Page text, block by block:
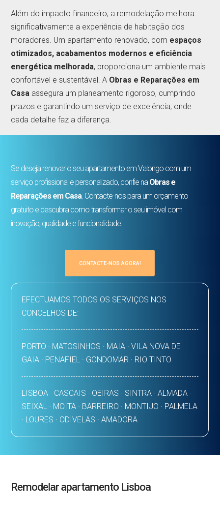
Além do impacto financeiro, a remodelação melhora
significativamente a experiência de habitação dos
moradores. Um apartamento renovado, com espaços
otimizados, acabamentos modernos e eficiência
energética melhorada, proporciona um ambiente mais
confortável e sustentável. A Obras e Reparações em
Casa assegura um planeamento rigoroso, cumprindo
prazos e garantindo um serviço de excelência, onde
cada detalhe faz a diferença.
Se deseja renovar o seu apartamento em Valongo com um
serviço profissional e personalizado, confie naObras e
Reparações em Casa. Contacte-nos para um orçamento
gratuito e descubra como transformar o seu imóvel com
inovação, qualidade e funcionalidade.
CONTACTE-NOS AGORA!
EFECTUAMOS TODOS OS SERVIÇOS NOS
CONCELHOS DE:
PORTO · MATOSINHOS · MAIA · VILA NOVA DE
GAIA · PENAFIEL · GONDOMAR · RIO TINTO
LISBOA · CASCAIS · OEIRAS · SINTRA · ALMADA ·
SEIXAL · MOITA · BARREIRO · MONTIJO · PALMELA
· LOURES · ODIVELAS · AMADORA
Remodelar apartamento Lisboa